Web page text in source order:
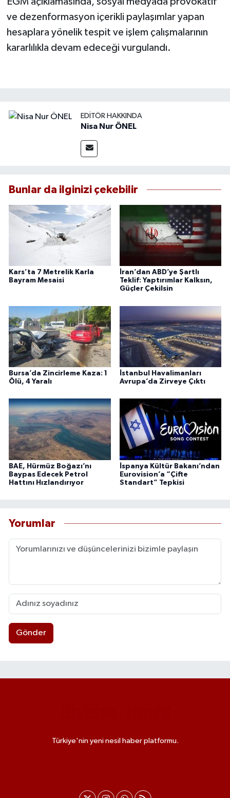
ve dezenformasyon içerikli paylaşımlar yapan
hesaplara yönelik tespit ve işlem çalışmalarının
kararlılıkla devam edeceği vurgulandı.
EDITÖR HAKKINDA
Nisa Nur ÖNEL
Bunlar da ilginizi çekebilir
Kars’ta 7 Metrelik Karla
Bayram Mesaisi
İran’dan ABD’ye Şartlı
Teklif: Yaptırımlar Kalksın,
Güçler Çekilsin
Bursa’da Zincirleme Kaza: 1
Ölü, 4 Yaralı
İstanbul Havalimanları
Avrupa’da Zirveye Çıktı
BAE, Hürmüz Boğazı’nı
Baypas Edecek Petrol
Hattını Hızlandırıyor
İspanya Kültür Bakanı’ndan
Eurovision’a “Çifte
Standart” Tepkisi
Yorumlar
Gönder
Türkiye'nin yeni nesil haber platformu.